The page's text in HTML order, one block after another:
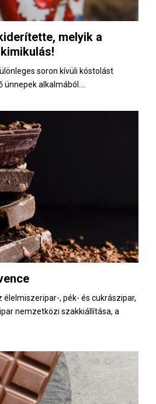
melyik a
soron kívüli kóstolást
alkalmából....
élelmiszeripar-, pék- és cukrászipar,
nemzetközi szakkiállítása, a